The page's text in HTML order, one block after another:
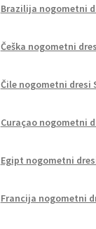
Brazilija nogometni
Češka nogometni
Čile nogometni dresi
Curaçao nogometni
Egipt nogometni
Francija nogometni